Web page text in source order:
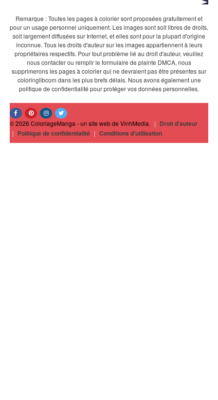
Remarque : Toutes les pages à colorier sont proposées gratuitement et
pour un usage personnel uniquement. Les images sont soit libres de droits,
soit largement diffusées sur Internet, et elles sont pour la plupart d'origine
inconnue. Tous les droits d'auteur sur les images appartiennent à leurs
propriétaires respectifs. Pour tout problème lié au droit d'auteur, veuillez
nous contacter ou remplir le formulaire de plainte DMCA, nous
supprimerons les pages à colorier qui ne devraient pas être présentes sur
coloringlibcom dans les plus brefs délais. Nous avons également une
politique de confidentialité pour protéger vos données personnelles.
© 2026 ColoriageManga - un site web de VinhMedia. | Droit d'auteur
| Politique de confidentialité | Conditions d'utilisation